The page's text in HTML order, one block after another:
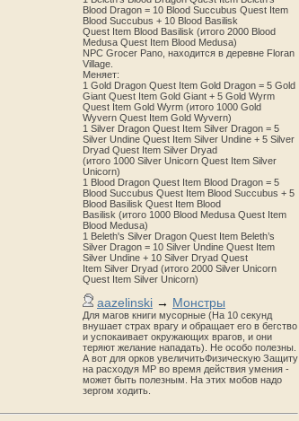
Blood Dragon = 10 Blood Succubus Quest Item
Blood Succubus + 10 Blood Basilisk
Quest Item Blood Basilisk (итого 2000 Blood
Medusa Quest Item Blood Medusa)
NPC Grocer Pano, находится в деревне Floran
Village.
Меняет:
1 Gold Dragon Quest Item Gold Dragon = 5 Gold
Giant Quest Item Gold Giant + 5 Gold Wyrm
Quest Item Gold Wyrm (итого 1000 Gold
Wyvern Quest Item Gold Wyvern)
1 Silver Dragon Quest Item Silver Dragon = 5
Silver Undine Quest Item Silver Undine + 5 Silver
Dryad Quest Item Silver Dryad
(итого 1000 Silver Unicorn Quest Item Silver
Unicorn)
1 Blood Dragon Quest Item Blood Dragon = 5
Blood Succubus Quest Item Blood Succubus + 5
Blood Basilisk Quest Item Blood
Basilisk (итого 1000 Blood Medusa Quest Item
Blood Medusa)
1 Beleth's Silver Dragon Quest Item Beleth’s
Silver Dragon = 10 Silver Undine Quest Item
Silver Undine + 10 Silver Dryad Quest
Item Silver Dryad (итого 2000 Silver Unicorn
Quest Item Silver Unicorn)
aazelinski → Монстры
Для магов книги мусорные (На 10 секунд
внушает страх врагу и обращает его в бегство
и успокаивает окружающих врагов, и они
теряют желание нападать). Не особо полезны.
А вот для орков увеличитьФизическую Защиту
на расходуя MP во время действия умения -
может быть полезным. На этих мобов надо
зергом ходить.